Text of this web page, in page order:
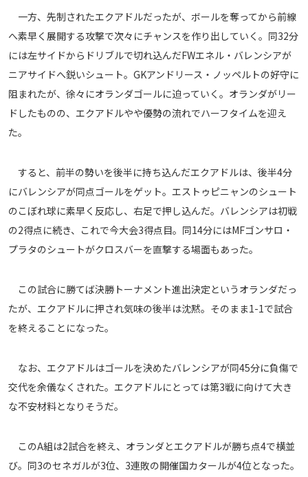
ご利用にあたって
プライバシーポリシー
お問い合わせ
Share
© AbemaTV. Inc. All Rights Reserved.
一方、先制されたエクアドルだったが、ボールを奪ってから前線
へ素早く展開する攻撃で次々にチャンスを作り出していく。同32分
には左サイドからドリブルで切れ込んだFWエネル・バレンシアが
ニアサイドへ鋭いシュート。GKアンドリース・ノッペルトの好守に
阻まれたが、徐々にオランダゴールに迫っていく。オランダがリー
ドしたものの、エクアドルやや優勢の流れでハーフタイムを迎え
た。
すると、前半の勢いを後半に持ち込んだエクアドルは、後半4分
にバレンシアが同点ゴールをゲット。エストゥピニャンのシュート
のこぼれ球に素早く反応し、右足で押し込んだ。バレンシアは初戦
の2得点に続き、これで今大会3得点目。同14分にはMFゴンサロ・
プラタのシュートがクロスバーを直撃する場面もあった。
この試合に勝てば決勝トーナメント進出決定というオランダだっ
たが、エクアドルに押され気味の後半は沈黙。そのまま1-1で試合
を終えることになった。
なお、エクアドルはゴールを決めたバレンシアが同45分に負傷で
交代を余儀なくされた。エクアドルにとっては第3戦に向けて大き
な不安材料となりそうだ。
このA組は2試合を終え、オランダとエクアドルが勝ち点4で横並
び。同3のセネガルが3位、3連敗の開催国カタールが4位となった。